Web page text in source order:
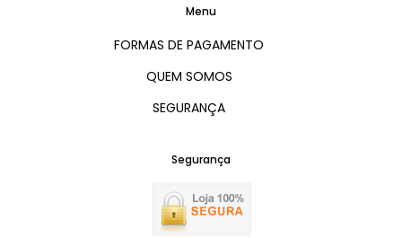
Menu
FORMAS DE PAGAMENTO
QUEM SOMOS
SEGURANÇA
Segurança